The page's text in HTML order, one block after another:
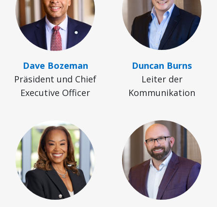
Dave Bozeman
Präsident und Chief
Executive Officer
Duncan Burns
Leiter der
Kommunikation